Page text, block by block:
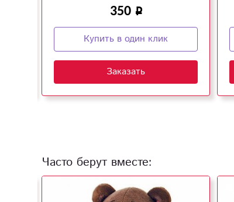
350
Купить в один клик
Заказать
Часто берут вместе: